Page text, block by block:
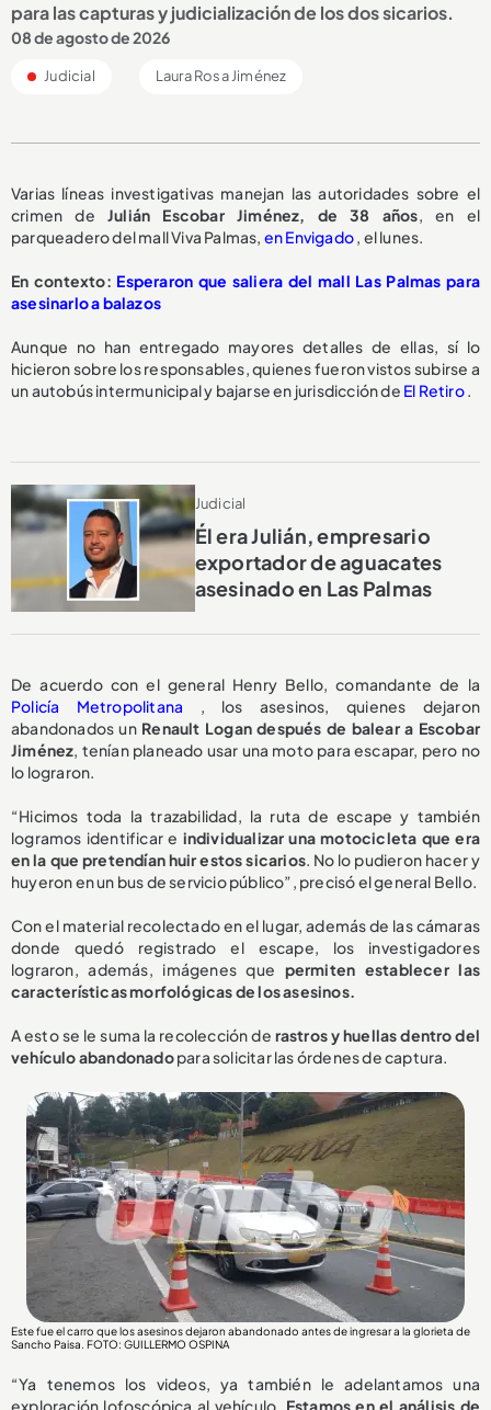
para las capturas y judicialización de los dos sicarios.
08 de agosto de 2026
Judicial Laura Rosa Jiménez
Varias líneas investigativas manejan las autoridades sobre el
crimen de Julián Escobar Jiménez, de 38 años, en el
parqueadero del mall Viva Palmas, en Envigado, el lunes.
En contexto: Esperaron que saliera del mall Las Palmas para
asesinarlo a balazos
Aunque no han entregado mayores detalles de ellas, sí lo
hicieron sobre los responsables, quienes fueron vistos subirse a
un autobús intermunicipal y bajarse en jurisdicción de El Retiro.
Judicial
Él era Julián, empresario
exportador de aguacates
asesinado en Las Palmas
De acuerdo con el general Henry Bello, comandante de la
Policía Metropolitana , los asesinos, quienes dejaron
abandonados un Renault Logan después de balear a Escobar
Jiménez, tenían planeado usar una moto para escapar, pero no
lo lograron.
“Hicimos toda la trazabilidad, la ruta de escape y también
logramos identificar e individualizar una motocicleta que era
en la que pretendían huir estos sicarios. No lo pudieron hacer y
huyeron en un bus de servicio público”, precisó el general Bello.
Con el material recolectado en el lugar, además de las cámaras
donde quedó registrado el escape, los investigadores
lograron, además, imágenes que permiten establecer las
características morfológicas de los asesinos.
A esto se le suma la recolección de rastros y huellas dentro del
vehículo abandonadopara solicitar las órdenes de captura.
Este fue el carro que los asesinos dejaron abandonado antes de ingresar a la glorieta de
Sancho Paisa. FOTO: GUILLERMO OSPINA
“Ya tenemos los videos, ya también le adelantamos una
exploración lofoscópica al vehículo. Estamos en el análisis de